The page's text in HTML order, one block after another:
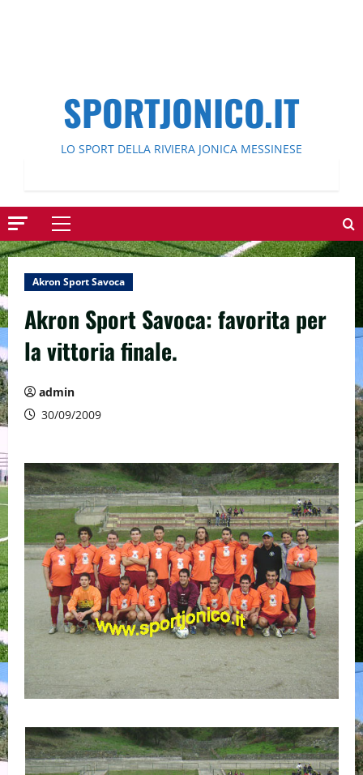
SPORTJONICO.IT
LO SPORT DELLA RIVIERA JONICA MESSINESE
Menu
principale
Akron Sport Savoca
Akron Sport Savoca: favorita per
la vittoria finale.
admin
30/09/2009